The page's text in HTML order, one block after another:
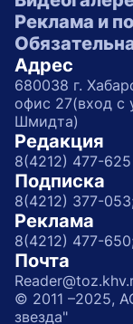
Реклама и
Адрес
680038 г.
офис 27(вход с
Шмидта)
Редакция
8(4212) 477-625
Подписка
8(4212) 377-
Реклама
8(4212) 477-
Почта
© 2011 –2025,
звезда"